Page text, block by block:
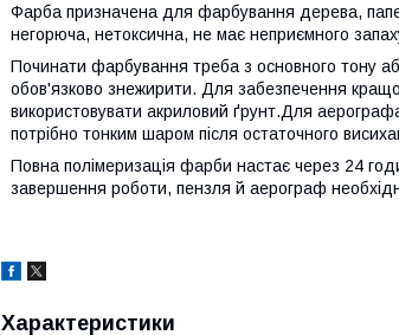
Фарба призначена для фарбування дерева,
негорюча, нетоксична, не має неприємного
Починати фарбування треба з основного тону
обов'язково знежирити. Для забезпечення
використовувати акриловий ґрунт.Для
потрібно тонким шаром після остаточного
Повна полімеризація фарби настає через 24
завершення роботи, пензля й аерограф
Характеристики